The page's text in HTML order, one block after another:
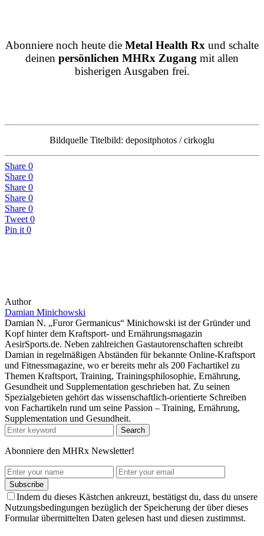
Abonniere noch heute die Metal Health Rx und schalte
deinen persönlichen MHRx Zugang mit allen
bisherigen Ausgaben frei.
Bildquelle Titelbild: depositphotos / cirkoglu
Share 0
Share 0
Share 0
Share 0
Share 0
Tweet 0
Pin it 0
Author
Damian Minichowski
Damian N. „Furor Germanicus“ Minichowski ist der Gründer und
Kopf hinter dem Kraftsport- und Ernährungsmagazin
AesirSports.de. Neben zahlreichen Gastautorenschaften schreibt
Damian in regelmäßigen Abständen für bekannte Online-Kraftsport
und Fitnessmagazine, wo er bereits mehr als 200 Fachartikel zu
Themen Kraftsport, Training, Trainingsphilosophie, Ernährung,
Gesundheit und Supplementation geschrieben hat. Zu seinen
Spezialgebieten gehört das wissenschaftlich-orientierte Schreiben
von Fachartikeln rund um seine Passion – Training, Ernährung,
Supplementation und Gesundheit.
Search
Abonniere den MHRx Newsletter!
Subscribe
Indem du dieses Kästchen ankreuzt, bestätigst du, dass du unsere
Nutzungsbedingungen bezüglich der Speicherung der über dieses
Formular übermittelten Daten gelesen hast und diesen zustimmst.